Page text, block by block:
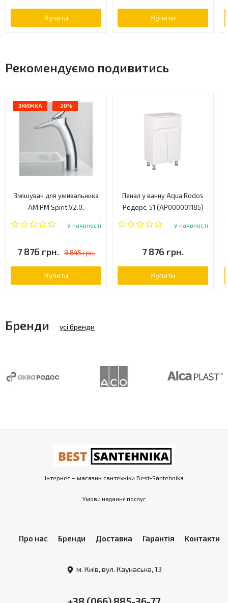
Купити Купити
Рекомендуємо подивитись
ЗНИЖКА -20%
Змішувач для умивальника
AM.PM Spirit V2.0,
одноважільний, хром
(F70A92000)
У наявності
7 876 грн. 9 845 грн.
Купити
Пенал у ванну Aqua Rodos
Родорс, 51 (АР000001185)
У наявності
7 876 грн.
Купити
Бренди усі бренди
Інтернет – магазин сантехніки Best-Santehnika
Умови надання послуг
Про нас Бренди Доставка Гарантія Контакти
м. Київ, вул. Каунаська, 13